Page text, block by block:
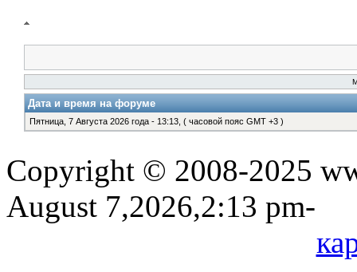
Дата и время на форуме
Пятница, 7 Августа 2026 года - 13:13, ( часовой пояс GMT +3 )
Copyright © 2008-2025
August 7,2026,2:13 pm-